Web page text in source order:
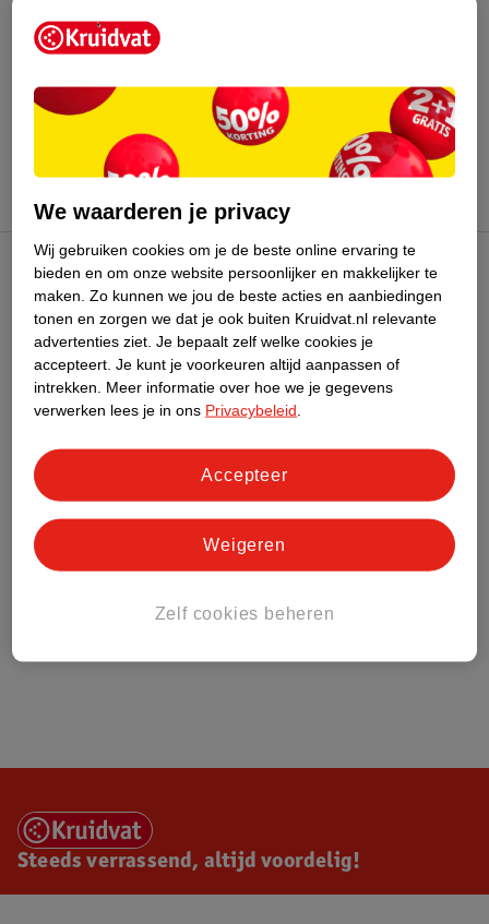
Kruidvat folder
augustus 2026.
Kruidvat Club
Klantenservice
Over Kruidvat
Steeds verrassend, altijd voordelig!
We waarderen je privacy
Wij gebruiken cookies om je de beste online ervaring te
bieden en om onze website persoonlijker en makkelijker te
maken. Zo kunnen we jou de beste acties en aanbiedingen
tonen en zorgen we dat je ook buiten Kruidvat.nl relevante
advertenties ziet. Je bepaalt zelf welke cookies je
accepteert. Je kunt je voorkeuren altijd aanpassen of
intrekken.
Meer informatie over hoe we je gegevens
verwerken lees je in ons Privacybeleid
Zelf cookies beheren
Weigeren
Accepteer